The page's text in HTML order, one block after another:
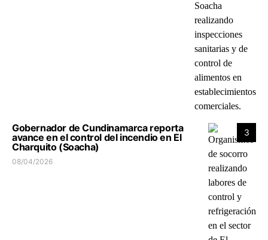
3
Gobernador de Cundinamarca reporta
avance en el control del incendio en El
Charquito (Soacha)
08/04/2026